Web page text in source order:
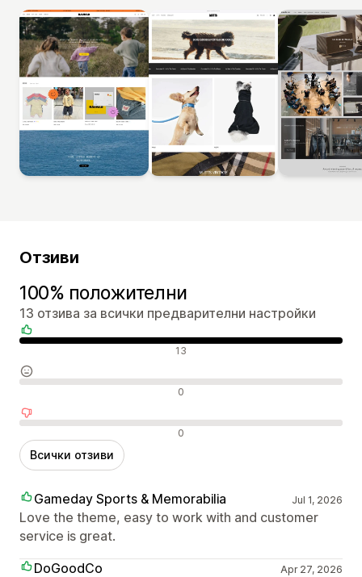
Отзиви
100% положителни
13 отзива за всички предварителни настройки
Положителни отзиви 13
Неутрални отзиви 0
Отрицателни отзиви 0
Всички отзиви
Gameday Sports & Memorabilia Jul 1, 2026
Love the theme, easy to work with and customer
service is great.
DoGoodCo
Apr 27, 2026